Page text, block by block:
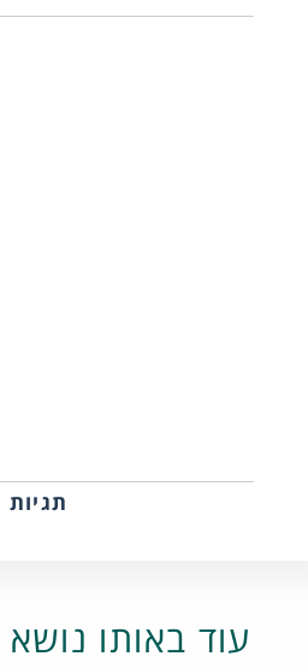
תגיות
עוד באותו נושא